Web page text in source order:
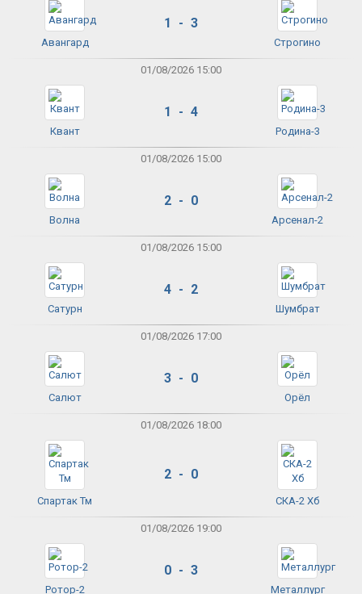
Авангард
1 - 3
Строгино
01/08/2026 15:00
Квант
1 - 4
Родина-3
01/08/2026 15:00
Волна
2 - 0
Арсенал-2
01/08/2026 15:00
Сатурн
4 - 2
Шумбрат
01/08/2026 17:00
Салют
3 - 0
Орёл
01/08/2026 18:00
Спартак Тм
2 - 0
СКА-2 Хб
01/08/2026 19:00
Ротор-2
0 - 3
Металлург